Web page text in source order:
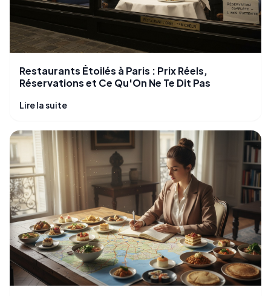
Restaurants Étoilés à Paris : Prix Réels,
Réservations et Ce Qu'On Ne Te Dit Pas
Lire la suite